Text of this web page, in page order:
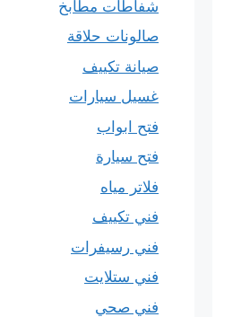
شفاطات مطابخ
صالونات حلاقة
صيانة تكييف
غسيل سيارات
فتح ابواب
فتح سيارة
فلاتر مياه
فني تكييف
فني رسيفرات
فني ستلايت
فني صحي